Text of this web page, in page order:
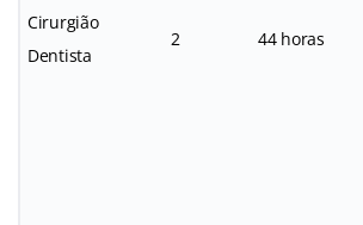
Cirurgião
Dentista
2 44 horas